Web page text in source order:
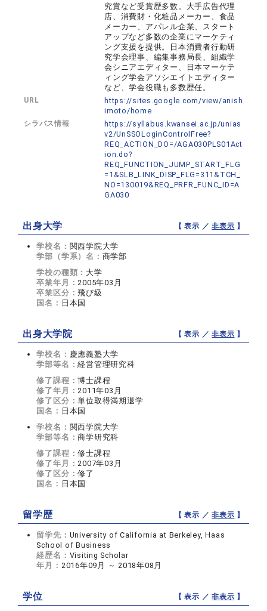
究賞など受賞歴多数。大手広告代理
店、消費財・化粧品メーカー、食品
メーカー、アパレル企業、スタート
アップなど多数の企業にマーケティ
ング支援を提供。日本消費者行動研
究学会理事、編集事務局長、組織学
会シニアエディター、日本マーケテ
ィング学会アソシエイトエディター
など、学会役職も多数歴任。
URL
https://sites.google.com/view/anish
imoto/home
シラバス情報
https://syllabus.kwansei.ac.jp/unias
v2/UnSSOLoginControlFree?
REQ_ACTION_DO=/AGA030PLS01Act
ion.do?
REQ_FUNCTION_JUMP_START_FLG
=1&SLB_LINK_DISP_FLG=311&TCH_
NO=130019&REQ_PRFR_FUNC_ID=A
GA030
出身大学 【 表示 ／非表示 】
学校名： 関西学院大学
学部（学系）名： 商学部
学校の種類： 大学
卒業年月： 2005年03月
卒業区分：飛び級
国名： 日本国
出身大学院 【 表示 ／非表示 】
学校名： 慶應義塾大学
学部等名：経営管理研究科
修了課程：博士課程
修了年月： 2011年03月
修了区分：単位取得満期退学
国名： 日本国
学校名： 関西学院大学
学部等名：商学研究科
修了課程：修士課程
修了年月： 2007年03月
修了区分：修了
国名： 日本国
留学歴 【 表示 ／非表示 】
留学先： University of California at Berkeley, Haas
School of Business
経歴名： Visiting Scholar
年月： 2016年09月 ～ 2018年08月
学位 【 表示 ／非表示 】